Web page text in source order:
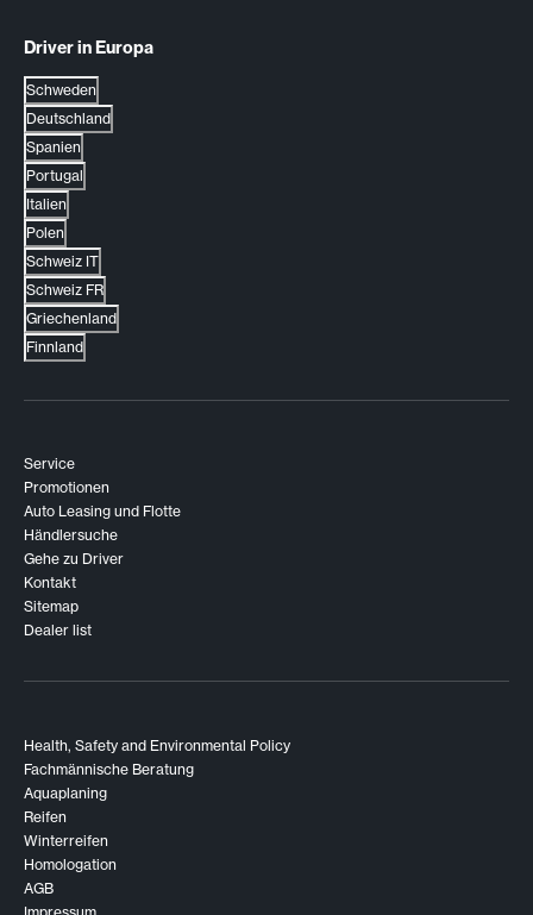
Driver in Europa
Schweden
Deutschland
Spanien
Portugal
Italien
Polen
Schweiz IT
Schweiz FR
Griechenland
Finnland
Service
Promotionen
Auto Leasing und Flotte
Händlersuche
Gehe zu Driver
Kontakt
Sitemap
Dealer list
Health, Safety and Environmental Policy
Fachmännische Beratung
Aquaplaning
Reifen
Winterreifen
Homologation
AGB